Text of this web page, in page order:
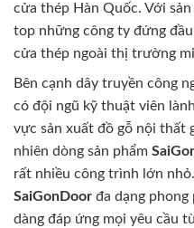
cửa thép Hàn Quốc. Với
top những công ty đứng
cửa thép ngoài thị trường
Bên cạnh dây truyền công
có đội ngũ kỹ thuật viên
vực sản xuất đồ gỗ nội thất
nhiên dòng sản phẩm
rất nhiều công trình lớn
SaiGonDoor đa dạng
dàng đáp ứng mọi yêu cầu